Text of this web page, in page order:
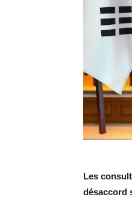
Les
désaccord